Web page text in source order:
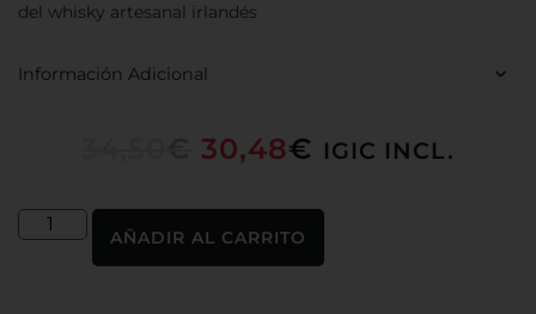
del whisky artesanal irlandés
Información Adicional
30,48€ IGIC INCL.
AÑADIR AL CARRITO